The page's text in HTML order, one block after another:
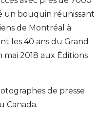
un bouquin réunissant
de Montréal à
les 40 ans du Grand
2018 aux Éditions
de presse
Canada.